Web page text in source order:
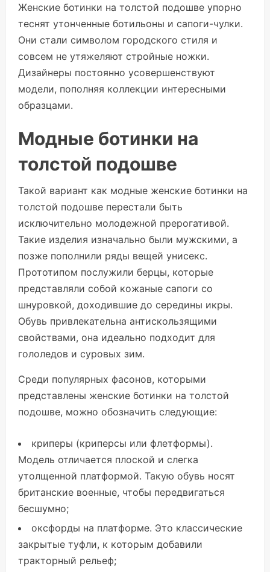
Женские ботинки на толстой подошве упорно
теснят утонченные ботильоны и сапоги-чулки.
Они стали символом городского стиля и
совсем не утяжеляют стройные ножки.
Дизайнеры постоянно усовершенствуют
модели, пополняя коллекции интересными
образцами.
Модные ботинки на
толстой подошве
Такой вариант как модные женские ботинки на
толстой подошве перестали быть
исключительно молодежной прерогативой.
Такие изделия изначально были мужскими, а
позже пополнили ряды вещей унисекс.
Прототипом послужили берцы, которые
представляли собой кожаные сапоги со
шнуровкой, доходившие до середины икры.
Обувь привлекательна антискользящими
свойствами, она идеально подходит для
гололедов и суровых зим.
Среди популярных фасонов, которыми
представлены женские ботинки на толстой
подошве, можно обозначить следующие:
криперы (криперсы или флетформы).
Модель отличается плоской и слегка
утолщенной платформой. Такую обувь носят
британские военные, чтобы передвигаться
бесшумно;
оксфорды на платформе. Это классические
закрытые туфли, к которым добавили
тракторный рельеф;